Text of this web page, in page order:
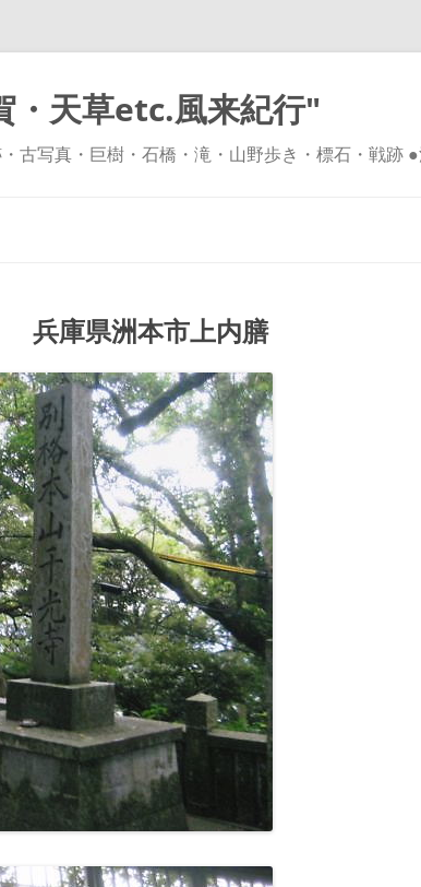
・天草etc.風来紀行"
古写真・巨樹・石橋・滝・山野歩き・標石・戦跡 ●
ッ
プ
庫県洲本市上内膳